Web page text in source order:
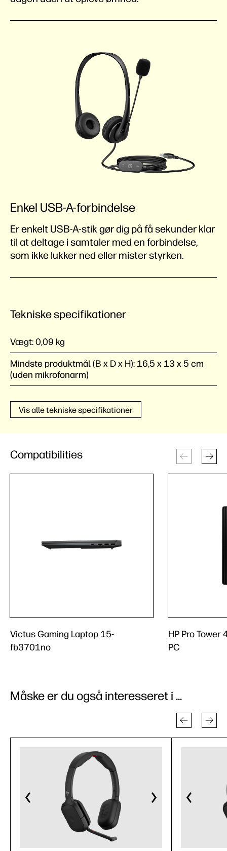
Enkel USB-A-forbindelse
Er enkelt USB-A-stik gør dig på få sekunder klar
til at deltage i samtaler med en forbindelse,
som ikke lukker ned eller mister styrken.
Tekniske specifikationer
Vægt:0,09 kg
Mindste produktmål (B x D x H): 16,5 x 13 x 5 cm
(uden mikrofonarm)
Vis alle tekniske specifikationer
Compatibilities
Victus Gaming Laptop 15-
fb3701no
HP Pro Tower
PC
Måske er du også interesseret i ...